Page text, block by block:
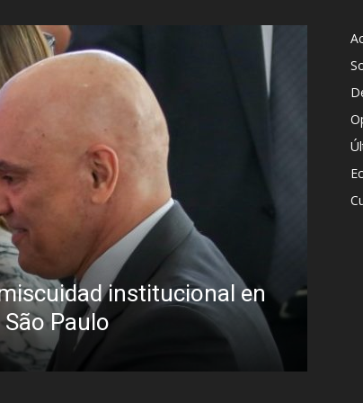
Diego Leuco pintaba para
pero prefirió derrapar y
streaming sin categoría en
Iñigo Almuena